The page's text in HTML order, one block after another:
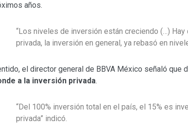
años.
“Los niveles de inversión están creciendo (…)
privada, la inversión en general, ya rebasó en
el director general de BBVA México señaló que
a la inversión privada.
“Del 100% inversión total en el país, el 15% es
privada” indicó.